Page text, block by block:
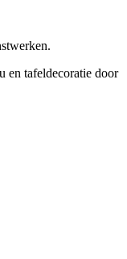
en tafeldecoratie door